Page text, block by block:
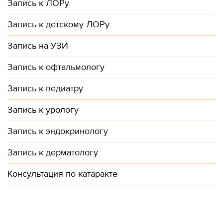
Запись к ЛОРу
Запись к детскому ЛОРу
Запись на УЗИ
Запись к офтальмологу
Запись к педиатру
Запись к урологу
Запись к эндокринологу
Запись к дерматологу
Консультация по катаракте